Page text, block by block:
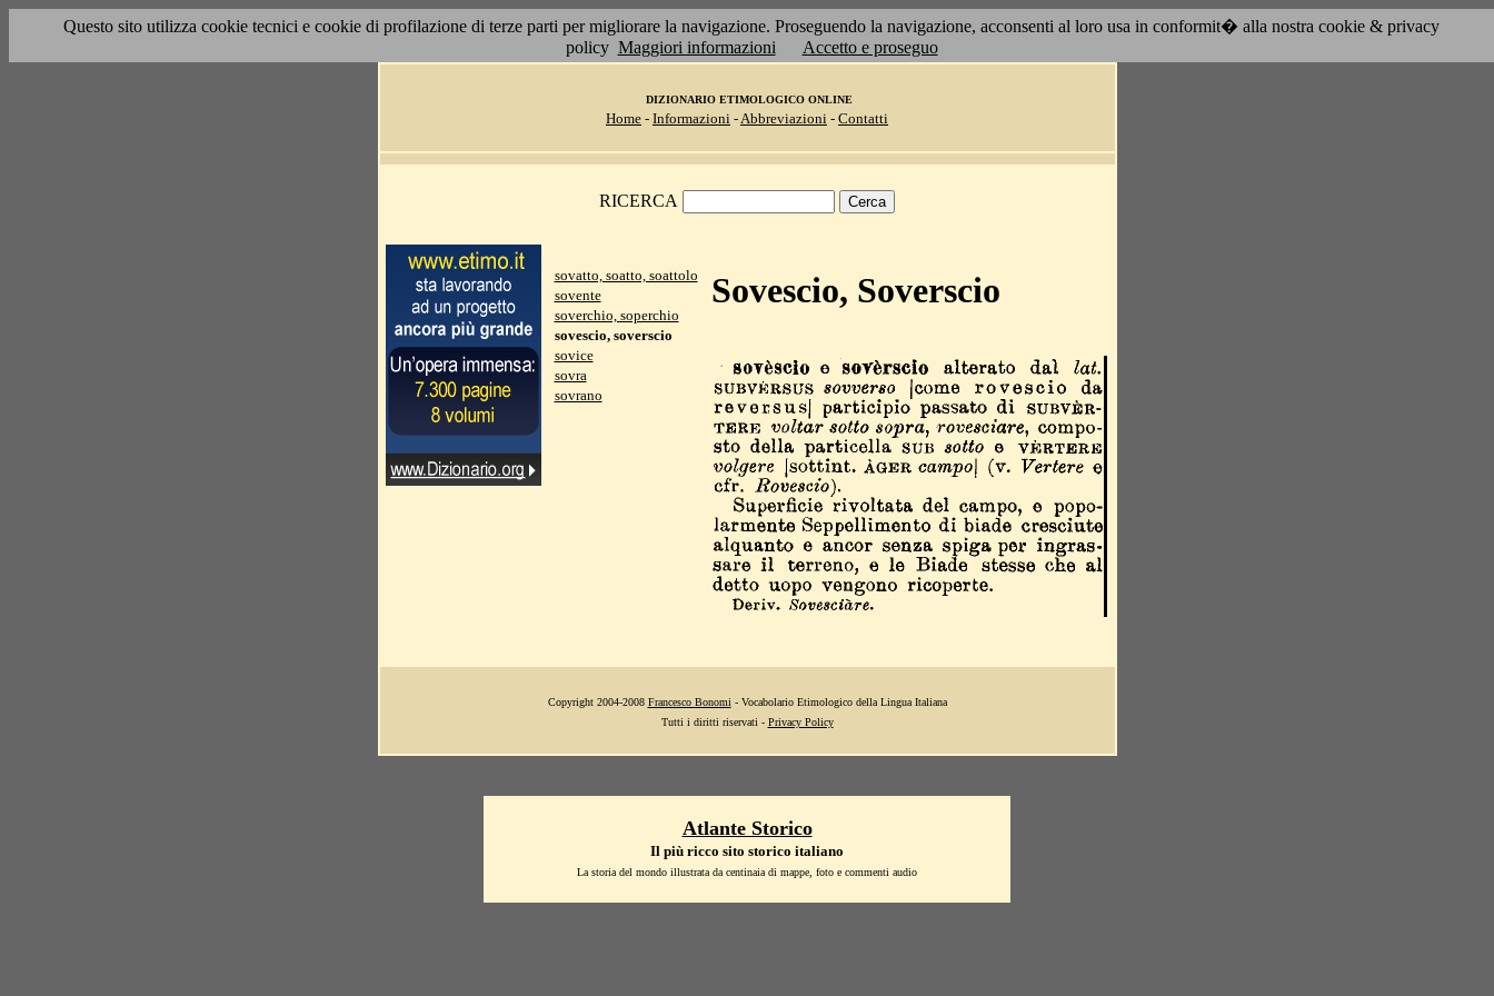
Questo sito utilizza cookie tecnici e cookie di profilazione di terze parti per migliorare la navigazione. Proseguendo la navigazione, acconsenti al loro usa in conformit� alla nostra cookie & privacy
policy Maggiori informazioni Accetto e proseguo
DIZIONARIO ETIMOLOGICO ONLINE
Home - Informazioni -Abbreviazioni - Contatti
RICERCA
sovatto, soatto, soattolo
sovente
soverchio, soperchio
sovescio, soverscio
sovice
sovra
sovrano
Sovescio, Soverscio
Copyright 2004-2008 Francesco Bonomi - Vocabolario Etimologico della Lingua Italiana
Tutti i diritti riservati - Privacy Policy
Atlante Storico
Il più ricco sito storico italiano
La storia del mondo illustrata da centinaia di mappe, foto e commenti audio